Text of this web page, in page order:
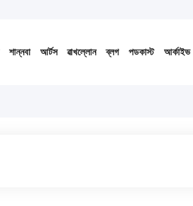
শান্নবা আর্টস ৱাখল্লোন ব্লগ পডকাস্ট আর্কাইভ